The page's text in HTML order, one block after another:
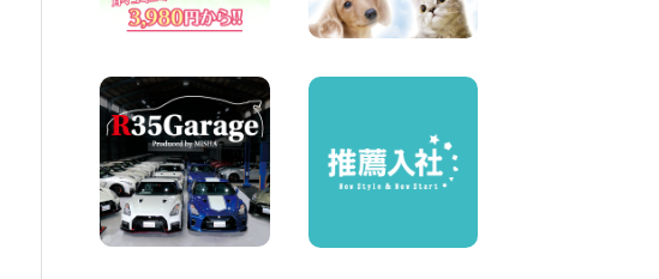
楽しい佐渡旅行を守るために!
津店
日産セレナが新入荷!!中川か
の里店!! 愛知県 中川かの里店
100円レンタカー 中川かの里
☆ 夏休みクーポン登場!最大